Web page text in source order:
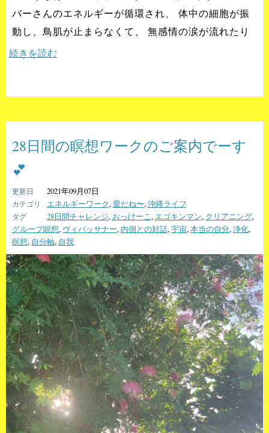
バーさんのエネルギーが循環され、 体中の細胞が振
動し、鳥肌が止まらなくて、 無感情の涙が流れたり
続きを読む
28日間の瞑想ワークのご案内でーす
💕
2021年09月07日
エネルギーワーク,愛だね〜,沖縄ライフ
28日間チャレンジ, おっけーこ, エゴキンマン, クリアニング,
グループ瞑想, ヴィパッサナー, 内側との対話,宇宙,本当の自分,浄化,
瞑想, 自分軸, 自我